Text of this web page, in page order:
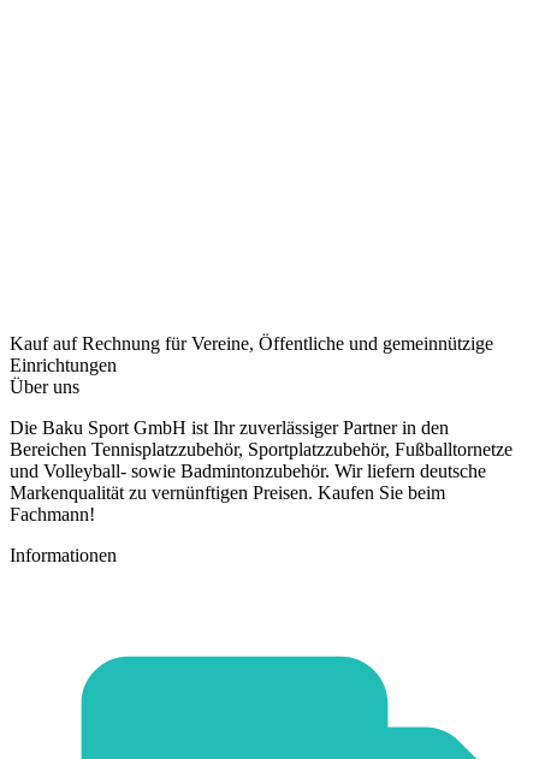
Kauf auf Rechnung für Vereine, Öffentliche und gemeinnützige
Einrichtungen
Über uns
Die Baku Sport GmbH ist Ihr zuverlässiger Partner in den
Bereichen Tennisplatzzubehör, Sportplatzzubehör, Fußballtornetze
und Volleyball- sowie Badmintonzubehör. Wir liefern deutsche
Markenqualität zu vernünftigen Preisen. Kaufen Sie beim
Fachmann!
Informationen